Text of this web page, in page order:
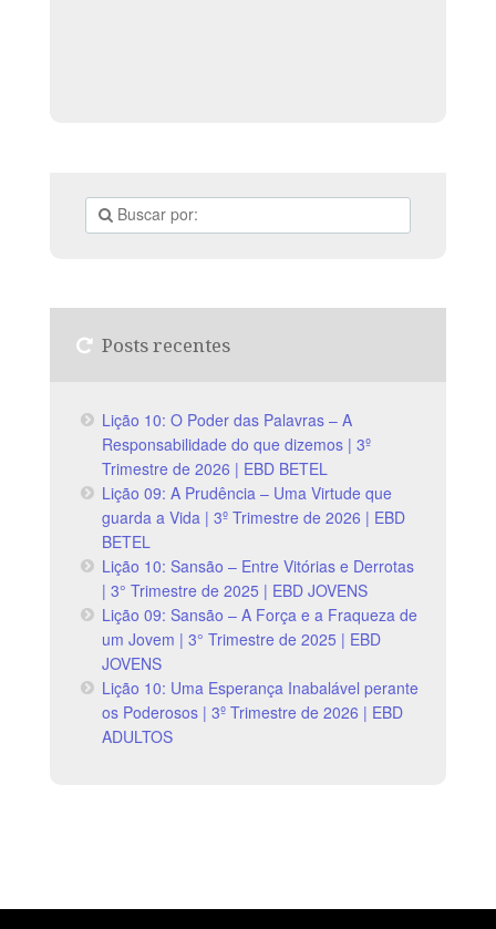
Posts recentes
Lição 10: O Poder das Palavras – A
Responsabilidade do que dizemos | 3º
Trimestre de 2026 | EBD BETEL
Lição 09: A Prudência – Uma Virtude que
guarda a Vida | 3º Trimestre de 2026 | EBD
BETEL
Lição 10: Sansão – Entre Vitórias e Derrotas
| 3° Trimestre de 2025 | EBD JOVENS
Lição 09: Sansão – A Força e a Fraqueza de
um Jovem | 3° Trimestre de 2025 | EBD
JOVENS
Lição 10: Uma Esperança Inabalável perante
os Poderosos | 3º Trimestre de 2026 | EBD
ADULTOS